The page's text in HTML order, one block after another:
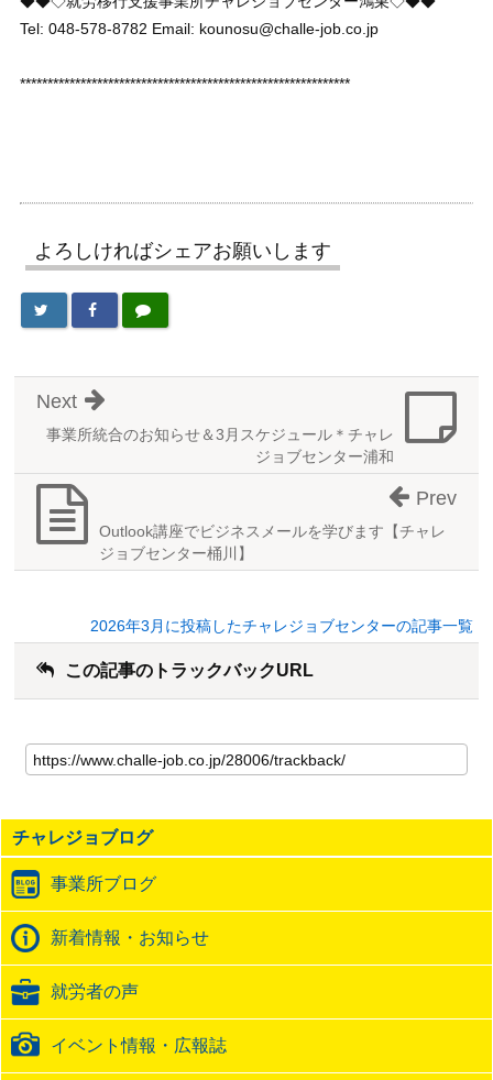
Tel: 048-578-8782 Email: kounosu@challe-job.co.jp
************************************************************
よろしければシェアお願いします
事業所統合のお知らせ＆3月スケジュール＊チャレ
ジョブセンター浦和
Next
Outlook講座でビジネスメールを学びます【チャレ
ジョブセンター桶川】
Prev
2026年3月に投稿したチャレジョブセンターの記事一覧
この記事のトラックバックURL
の
記
の
ト
ラ
ッ
ク
バ
ッ
URL
チャレジョブログ
事業所ブログ
新着情報・お知らせ
就労者の声
イベント情報・広報誌